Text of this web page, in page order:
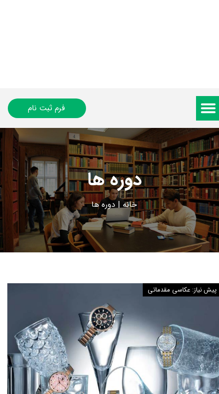
فرم ثبت نام
دوره ها
خانه|دوره ها
پیش نیاز: عکاسی مقدماتی